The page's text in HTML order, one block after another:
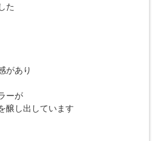
た
があり
ーが
醸し出しています